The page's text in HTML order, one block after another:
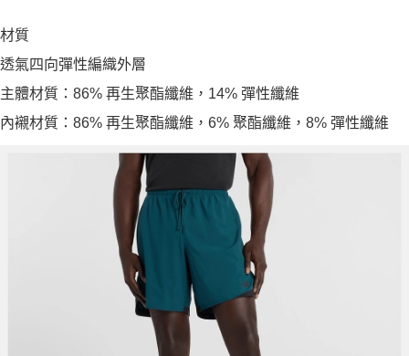
材質
透氣四向彈性編織外層
主體材質：86% 再生聚酯纖維，14% 彈性纖維
內襯材質：86% 再生聚酯纖維，6% 聚酯纖維，8% 彈性纖維